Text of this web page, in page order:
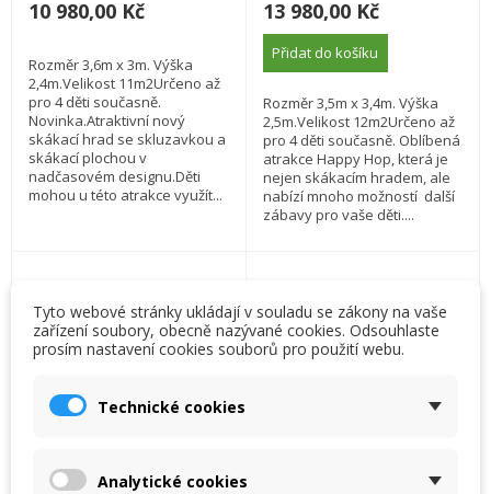
10 980,00 Kč
Rozměr 3,6m x 3m. Výška
2,4m.Velikost 11m2Určeno až
pro 4 děti současně.
Novinka.Atraktivní nový
skákací hrad se skluzavkou a
skákací plochou v
nadčasovém designu.Děti
mohou u této atrakce využít...
13 980,00 Kč
Přidat do košíku
Rozměr 3,5m x 3,4m. Výška
2,5m.Velikost 12m2Určeno až
pro 4 děti současně. Oblíbená
atrakce Happy Hop, která je
nejen skákacím hradem, ale
nabízí mnoho možností další
zábavy pro vaše děti....
((modalTitle)) ×
Tyto webové stránky ukládají v souladu se zákony na vaše
zařízení soubory, obecně nazývané cookies. Odsouhlaste
prosím nastavení cookies souborů pro použití webu.
Technické cookies
Analytické cookies